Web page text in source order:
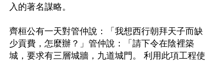
入的著名謀略。
齊桓公有一天對管仲說：「我想西行朝拜天子而缺
少貢費，怎麼辦？」管仲說：「請下令在陰裡築
城，要求有三層城牆，九道城門。 利用此項工程使